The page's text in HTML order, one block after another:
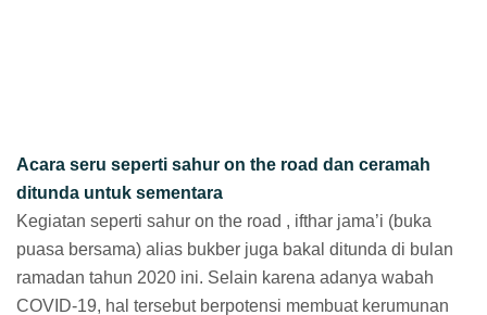
Acara seru seperti sahur on the road dan ceramah
ditunda untuk sementara
Kegiatan seperti sahur on the road , ifthar jama’i (buka
puasa bersama) alias bukber juga bakal ditunda di bulan
ramadan tahun 2020 ini. Selain karena adanya wabah
COVID-19, hal tersebut berpotensi membuat kerumunan